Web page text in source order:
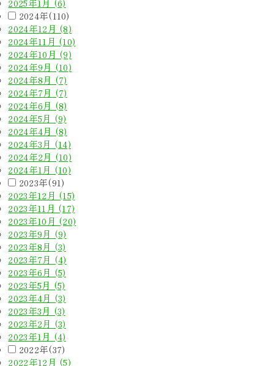
2025年1月 (6)
2024年(110)
2024年12月 (8)
2024年11月 (10)
2024年10月 (9)
2024年9月 (10)
2024年8月 (7)
2024年7月 (7)
2024年6月 (8)
2024年5月 (9)
2024年4月 (8)
2024年3月 (14)
2024年2月 (10)
2024年1月 (10)
2023年(91)
2023年12月 (15)
2023年11月 (17)
2023年10月 (20)
2023年9月 (9)
2023年8月 (3)
2023年7月 (4)
2023年6月 (5)
2023年5月 (5)
2023年4月 (3)
2023年3月 (3)
2023年2月 (3)
2023年1月 (4)
2022年(37)
2022年12月 (5)